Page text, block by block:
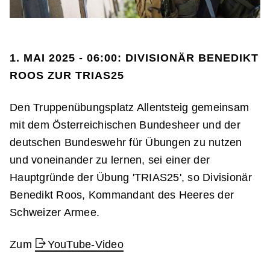
1. MAI 2025 - 06:00: DIVISIONÄR BENEDIKT
ROOS ZUR TRIAS25
Den Truppenübungsplatz Allentsteig gemeinsam
mit dem Österreichischen Bundesheer und der
deutschen Bundeswehr für Übungen zu nutzen
und voneinander zu lernen, sei einer der
Hauptgründe der Übung 'TRIAS25', so Divisionär
Benedikt Roos, Kommandant des Heeres der
Schweizer Armee.
Zum YouTube-Video